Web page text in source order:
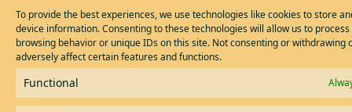
To provide the best experiences, we use technologies like cookies to store
device information. Consenting to these technologies will allow us to process
browsing behavior or unique IDs on this site. Not consenting or withdrawing
adversely affect certain features and functions.
Functional